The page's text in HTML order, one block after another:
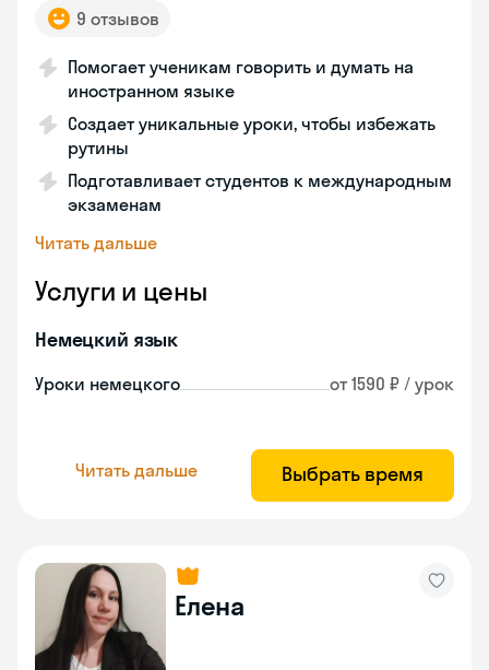
9 отзывов
Помогает ученикам говорить и думать на
иностранном языке
Создает уникальные уроки, чтобы избежать
рутины
Подготавливает студентов к международным
экзаменам
Читать дальше
Услуги и цены
Немецкий язык
Уроки немецкого от 1590 ₽ / урок
Читать дальше Выбрать время
Елена